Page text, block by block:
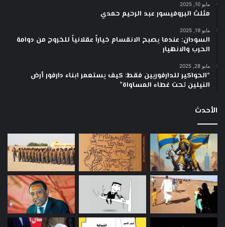
مايو 10, 2025
مثلث البروفيسور عبد الرحيم حمدي
مايو 19, 2025
السودان: عندما يصبح الانقسام خياراً عقلانياً للخروج من دوامة
الحرب والانهيار
مايو 28, 2025
“الحواكير للدارفوريين فقط: كيف يستعمر ابناء دارفور أرض
النيلين تحت غطاء المساواة”
الأحدث